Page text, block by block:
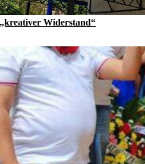
Widerstand“